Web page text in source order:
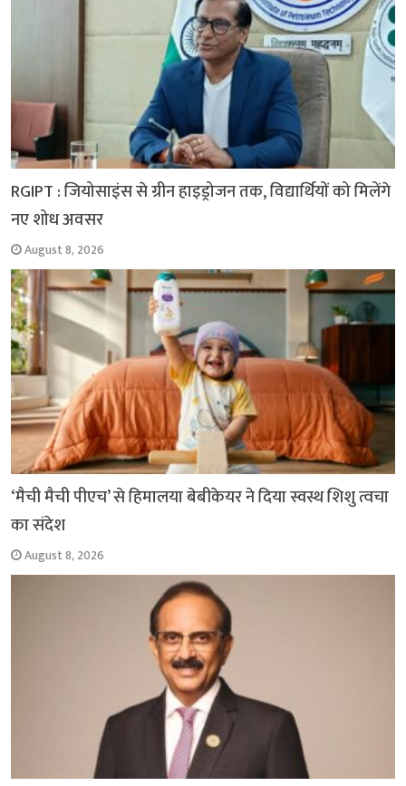
RGIPT : जियोसाइंस से ग्रीन हाइड्रोजन तक, विद्यार्थियों को मिलेंगे
नए शोध अवसर
August 8, 2026
‘मैची मैची पीएच’ से हिमालया बेबीकेयर ने दिया स्वस्थ शिशु त्वचा
का संदेश
August 8, 2026